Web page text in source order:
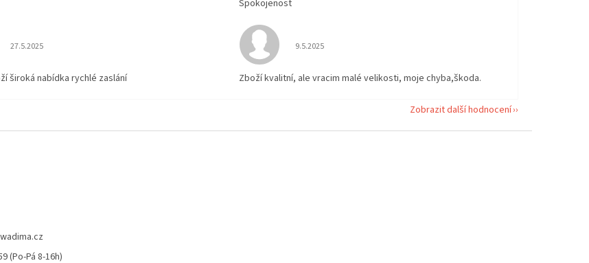
Spokojenost
Hodnocení obchodu je 5 z 5 hvězdiček.
27.5.2025
široká nabídka rychlé zaslání
Hodnocení obchodu je 5 z 5 hvězdiček.
9.5.2025
Zboží kvalitní, ale vracim malé velikosti, moje chyba,škoda.
Zobrazit další hodnocení
wadima.cz
(Po-Pá 8-16h)